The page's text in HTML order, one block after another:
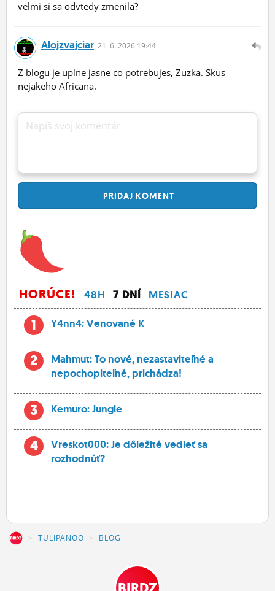
velmi si sa odvtedy zmenila?
Alojzvajciar 21. 6. 2026 19:44
Z blogu je uplne jasne co potrebujes, Zuzka. Skus
nejakeho Africana.
Napíš svoj komentár
PRIDAJ KOMENT
HORÚCE! 48H 7 DNÍ MESIAC
1 Y4nn4: Venované K
2
Mahmut: To nové, nezastaviteľné a
nepochopiteľné, prichádza!
3 Kemuro: Jungle
4
Vreskot000: Je dôležité vedieť sa
rozhodnúť?
TULIPANOO BLOG